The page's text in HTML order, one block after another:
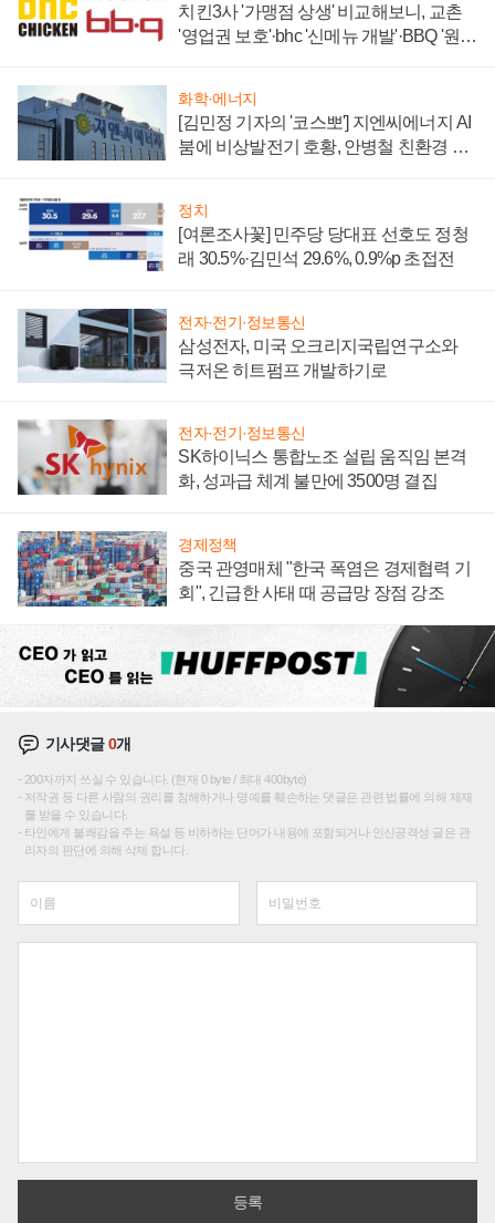
치킨3사 '가맹점 상생' 비교해보니, 교촌
'영업권 보호'·bhc '신메뉴 개발'·BBQ '원가
화학·에너지
[김민정 기자의 '코스뽀'] 지엔씨에너지 AI
붐에 비상발전기 호황, 안병철 친환경 에
정치
[여론조사꽃] 민주당 당대표 선호도 정청
래 30.5%·김민석 29.6%, 0.9%p 초접전
전자·전기·정보통신
삼성전자, 미국 오크리지국립연구소와
극저온 히트펌프 개발하기로
전자·전기·정보통신
SK하이닉스 통합노조 설립 움직임 본격
화, 성과급 체계 불만에 3500명 결집
경제정책
중국 관영매체 "한국 폭염은 경제협력 기
회", 긴급한 사태 때 공급망 장점 강조
기사댓글0개
200자까지 쓰실 수 있습니다. (현재 0 byte / 최대 400byte)
저작권 등 다른 사람의 권리를 침해하거나 명예를 훼손하는 댓글은 관련 법률에 의해 제재
를 받을 수 있습니다.
타인에게 불쾌감을 주는 욕설 등 비하하는 단어가 내용에 포함되거나 인신공격성 글은 관
리자의 판단에 의해 삭제 합니다.